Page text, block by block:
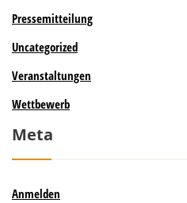
Pressemitteilung
Uncategorized
Veranstaltungen
Wettbewerb
Meta
Anmelden